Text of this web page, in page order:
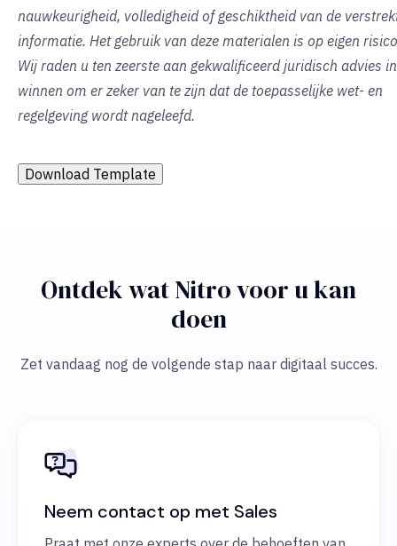
nauwkeurigheid, volledigheid of geschiktheid van de
informatie. Het gebruik van deze materialen is op eigen
Wij raden u ten zeerste aan gekwalificeerd juridisch advies
winnen om er zeker van te zijn dat de toepasselijke wet- en
regelgeving wordt nageleefd.
Download Template
Ontdek wat Nitro voor u kan
doen
Zet vandaag nog de volgende stap naar digitaal succes.
Neem contact op met Sales